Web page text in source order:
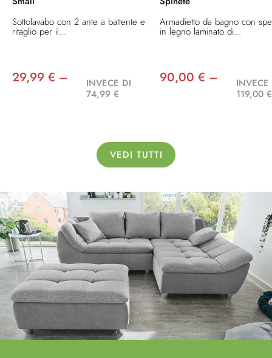
Sottolavabo con 2 ante a battente e
ritaglio per il...
29,99 € –
INVECE DI
74,99 €
Armadietto da bagno con
in legno laminato di...
90,00 € –
119,00 €
VEDI TUTTI